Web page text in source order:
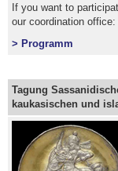
If you want to
our coordination office:
> Programm
Tagung
kaukasischen und